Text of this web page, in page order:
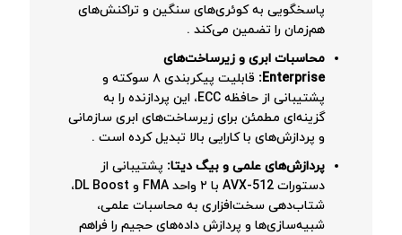
پاسخگویی به کوئری‌های سنگین و تراکنش‌های
هم‌زمان را تضمین می‌کند .
محاسبات ابری و زیرساخت‌های
Enterprise:
قابلیت پیکربندی ۸ سوکته و
پشتیبانی از حافظه ECC، این پردازنده را به
گزینه‌ای مطمئن برای زیرساخت‌های ابری سازمانی
و پردازش‌های با کارایی بالا تبدیل کرده است .
پردازش‌های علمی و بیگ دیتا: پشتیبانی از
دستورات AVX-512 با ۲ واحد FMA و DL Boost،
شتاب‌دهی سخت‌افزاری به محاسبات علمی،
شبیه‌سازی‌ها و پردازش داده‌های حجیم را فراهم